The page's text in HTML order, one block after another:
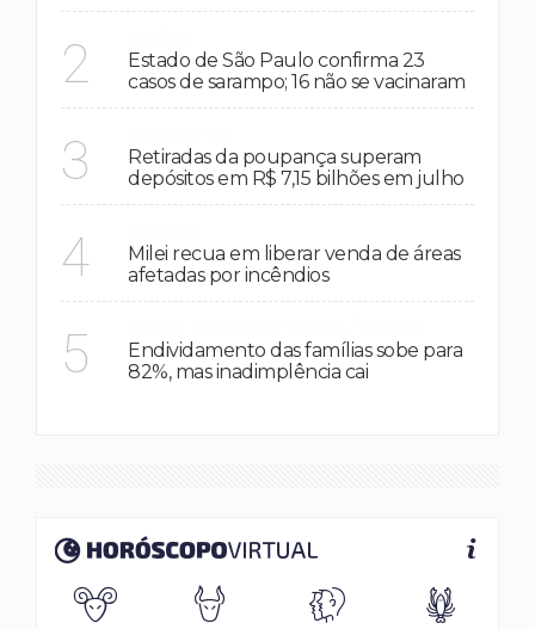
2
Estado de São Paulo confirma 23
casos de sarampo; 16 não se vacinaram
3
Retiradas da poupança superam
depósitos em R$ 7,15 bilhões em julho
4
Milei recua em liberar venda de áreas
afetadas por incêndios
5
Endividamento das famílias sobe para
82%, mas inadimplência cai